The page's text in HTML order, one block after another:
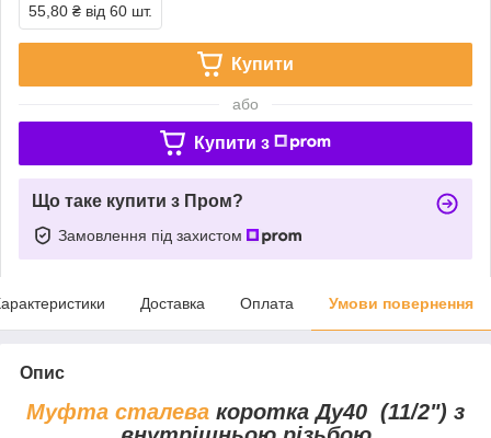
55,80 ₴ від 60 шт.
Купити
або
Купити з
Що таке купити з Пром?
Замовлення під захистом
Доставка Оплата Умови повернення
Опис
Муфта сталева коротка Ду40 (11/2") з